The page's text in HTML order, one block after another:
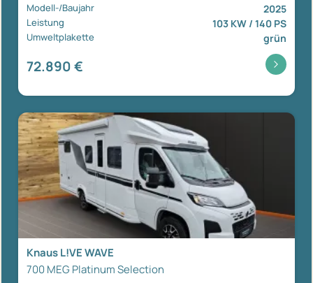
Modell-/Baujahr 2025
Leistung 103 KW / 140 PS
Umweltplakette grün
72.890 €
Knaus L!VE WAVE
700 MEG Platinum Selection